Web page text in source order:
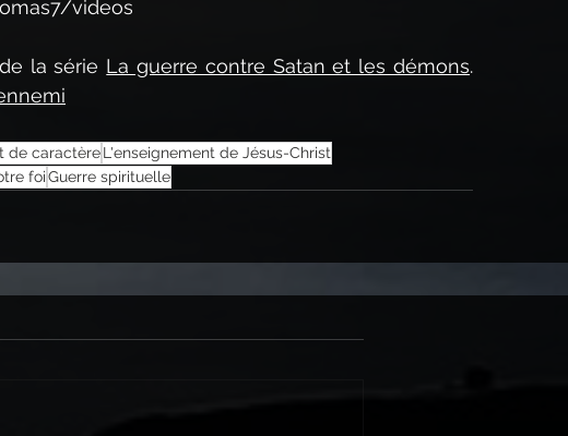
videos
la série La guerre contre Satan et les démons.
de caractèreL'enseignement de Jésus-Christ
foiGuerre spirituelle